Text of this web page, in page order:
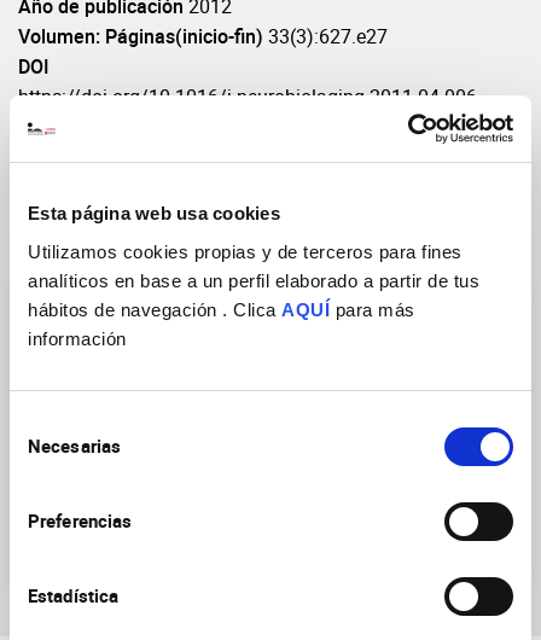
Esta página web usa cookies
Utilizamos cookies propias y de terceros para fines
analíticos en base a un perfil elaborado a partir de tus
hábitos de navegación . Clica AQUÍ para más
información
Necesarias
Preferencias
Estadística
Año de publicación 2012
Volumen: Páginas(inicio-fin) 33(3):627.e27
DOI
https://doi.org/10.1016/j.neurobiolaging.2011.04.006
Grupos de Investigación
Neuropsicofarmacología
neurológicas y
Mecanismos moleculares
enfermedad de Alzheimer